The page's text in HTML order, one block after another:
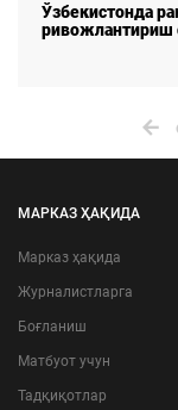
Ўзбекистонда
ривожлантириш
МАРКАЗ ҲАҚИДА
Марказ ҳақида
Журналистларга
Боғланиш
Матбуот учун
Тадқиқотлар